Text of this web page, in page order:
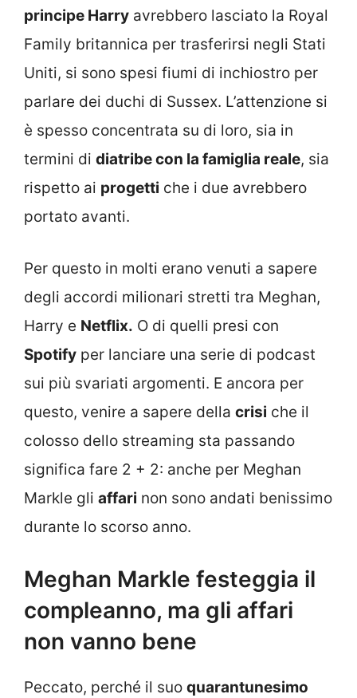
principe Harry avrebbero lasciato la Royal
Family britannica per trasferirsi negli Stati
Uniti, si sono spesi fiumi di inchiostro per
parlare dei duchi di Sussex. L’attenzione si
è spesso concentrata su di loro, sia in
termini di diatribe con la famiglia reale, sia
rispetto ai progetti che i due avrebbero
portato avanti.
Per questo in molti erano venuti a sapere
degli accordi milionari stretti tra Meghan,
Harry e Netflix. O di quelli presi con
Spotify per lanciare una serie di podcast
sui più svariati argomenti. E ancora per
questo, venire a sapere della crisi che il
colosso dello streaming sta passando
significa fare 2 + 2: anche per Meghan
Markle gli affari non sono andati benissimo
durante lo scorso anno.
Meghan Markle festeggia il
compleanno, ma gli affari
non vanno bene
Peccato, perché il suo quarantunesimo